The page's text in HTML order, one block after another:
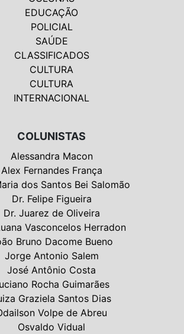
EDUCAÇÃO
POLICIAL
SAÚDE
CLASSIFICADOS
CULTURA
CULTURA
INTERNACIONAL
COLUNISTAS
Alessandra Macon
Alex Fernandes França
dos Santos Bei Salomão
Dr. Felipe Figueira
Dr. Juarez de Oliveira
Vasconcelos Herradon
Bruno Dacome Bueno
Jorge Antonio Salem
José Antônio Costa
Rocha Guimarães
Graziela Santos Dias
Volpe de Abreu
Osvaldo Vidual